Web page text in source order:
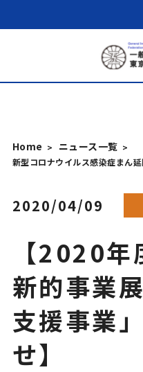
Home ニュース一覧
新型コロナウイルス感染症まん
2020/04/09
【2020
新的事業
支援事業
せ】